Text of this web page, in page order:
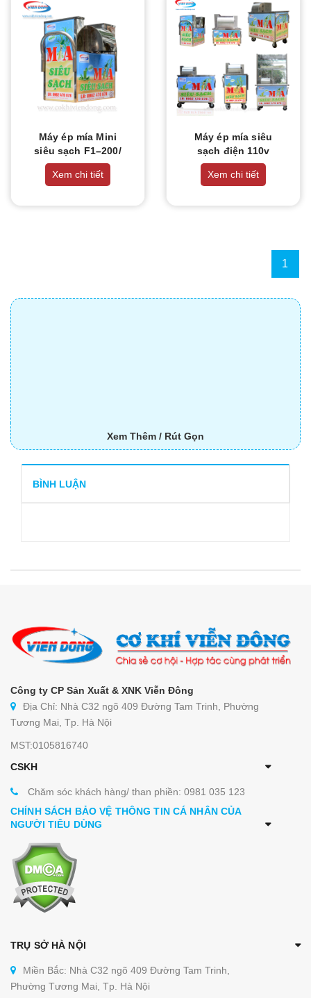
Máy ép mía Mini
siêu sạch F1–200/
F1-400
Xem chi tiết
Máy ép mía siêu
sạch điện 110v
Xem chi tiết
1
Xem Thêm / Rút Gọn
BÌNH LUẬN
Công ty CP Sản Xuất & XNK Viễn Đông
Địa Chỉ: Nhà C32 ngõ 409 Đường Tam Trinh, Phường
Tương Mai, Tp. Hà Nội
MST:0105816740
CSKH
Chăm sóc khách hàng/ than phiền: 0981 035 123
CHÍNH SÁCH BẢO VỆ THÔNG TIN CÁ NHÂN CỦA
NGƯỜI TIÊU DÙNG
TRỤ SỞ HÀ NỘI
Miền Bắc: Nhà C32 ngõ 409 Đường Tam Trinh,
Phường Tương Mai, Tp. Hà Nội